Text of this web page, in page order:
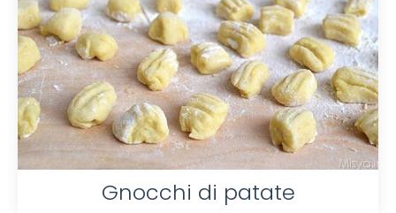
Gnocchi di patate